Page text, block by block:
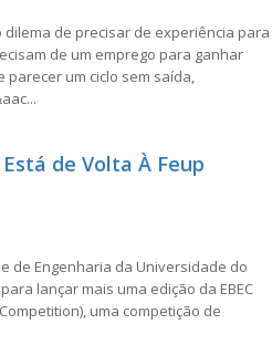
de precisar de experiência para
de um emprego para ganhar
parecer um ciclo sem saída,
de Volta À Feup
de Engenharia da Universidade do
lançar mais uma edição da EBEC
uma competição de